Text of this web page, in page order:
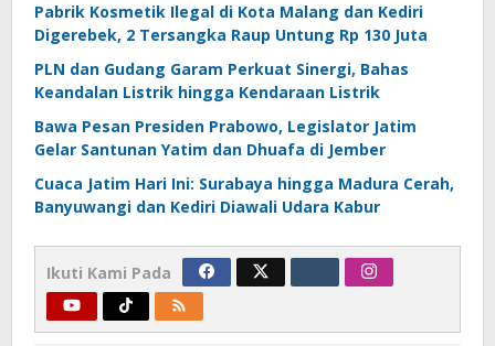
Pabrik Kosmetik Ilegal di Kota Malang dan Kediri
Digerebek, 2 Tersangka Raup Untung Rp 130 Juta
PLN dan Gudang Garam Perkuat Sinergi, Bahas
Keandalan Listrik hingga Kendaraan Listrik
Bawa Pesan Presiden Prabowo, Legislator Jatim
Gelar Santunan Yatim dan Dhuafa di Jember
Cuaca Jatim Hari Ini: Surabaya hingga Madura Cerah,
Banyuwangi dan Kediri Diawali Udara Kabur
Ikuti Kami Pada